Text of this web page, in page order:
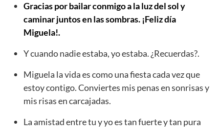
Gracias por bailar conmigo a la luz del sol y
caminar juntos en las sombras. ¡Feliz día
Miguela!.
Y cuando nadie estaba, yo estaba. ¿Recuerdas?.
Miguela la vida es como una fiesta cada vez que
estoy contigo. Conviertes mis penas en sonrisas y
mis risas en carcajadas.
La amistad entre tu y yo es tan fuerte y tan pura